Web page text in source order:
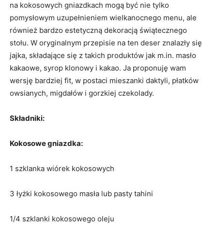
na kokosowych gniazdkach mogą być nie tylko
pomysłowym uzupełnieniem wielkanocnego menu, ale
również bardzo estetyczną dekoracją świątecznego
stołu. W oryginalnym przepisie na ten deser znalazły się
jajka, składające się z takich produktów jak m.in. masło
kakaowe, syrop klonowy i kakao. Ja proponuję wam
wersję bardziej fit, w postaci mieszanki daktyli, płatków
owsianych, migdałów i gorzkiej czekolady.
Składniki:
Kokosowe gniazdka:
1 szklanka wiórek kokosowych
3 łyżki kokosowego masła lub pasty tahini
1/4 szklanki kokosowego oleju